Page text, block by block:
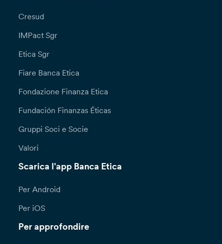
Cresud
IMPact Sgr
Etica Sgr
Fiare Banca Etica
Fondazione Finanza Etica
Fundación Finanzas Éticas
Gruppi Soci e Socie
Valori
Scarica l'app Banca Etica
Per Android
Per iOS
Per approfondire